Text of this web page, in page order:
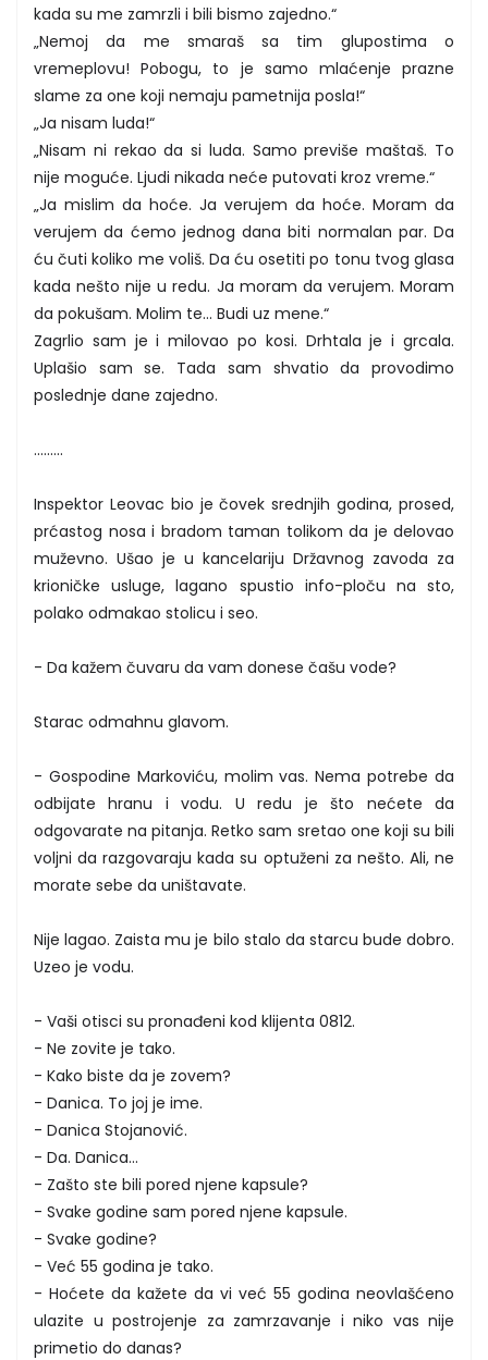
kada su me zamrzli i bili bismo zajedno.“
„Nemoj da me smaraš sa tim glupostima o
vremeplovu! Pobogu, to je samo mlaćenje prazne
slame za one koji nemaju pametnija posla!“
„Ja nisam luda!“
„Nisam ni rekao da si luda. Samo previše maštaš. To
nije moguće. Ljudi nikada neće putovati kroz vreme.“
„Ja mislim da hoće. Ja verujem da hoće. Moram da
verujem da ćemo jednog dana biti normalan par. Da
ću čuti koliko me voliš. Da ću osetiti po tonu tvog glasa
kada nešto nije u redu. Ja moram da verujem. Moram
da pokušam. Molim te... Budi uz mene.“
Zagrlio sam je i milovao po kosi. Drhtala je i grcala.
Uplašio sam se. Tada sam shvatio da provodimo
poslednje dane zajedno.
.........
Inspektor Leovac bio je čovek srednjih godina, prosed,
prćastog nosa i bradom taman tolikom da je delovao
muževno. Ušao je u kancelariju Državnog zavoda za
krioničke usluge, lagano spustio info-ploču na sto,
polako odmakao stolicu i seo.
- Da kažem čuvaru da vam donese čašu vode?
Starac odmahnu glavom.
- Gospodine Markoviću, molim vas. Nema potrebe da
odbijate hranu i vodu. U redu je što nećete da
odgovarate na pitanja. Retko sam sretao one koji su bili
voljni da razgovaraju kada su optuženi za nešto. Ali, ne
morate sebe da uništavate.
Nije lagao. Zaista mu je bilo stalo da starcu bude dobro.
Uzeo je vodu.
- Vaši otisci su pronađeni kod klijenta 0812.
- Ne zovite je tako.
- Kako biste da je zovem?
- Danica. To joj je ime.
- Danica Stojanović.
- Da. Danica...
- Zašto ste bili pored njene kapsule?
- Svake godine sam pored njene kapsule.
- Svake godine?
- Već 55 godina je tako.
- Hoćete da kažete da vi već 55 godina neovlašćeno
ulazite u postrojenje za zamrzavanje i niko vas nije
primetio do danas?